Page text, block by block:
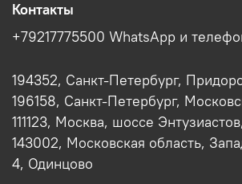
Контакты
+79217775500 WhatsApp и
194352, Санкт-Петербург,
196158, Санкт-Петербург,
111123, Москва, шоссе
143002, Московская область,
4, Одинцово